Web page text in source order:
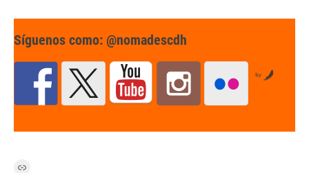
Síguenos como: @nomadescdh
by
Link